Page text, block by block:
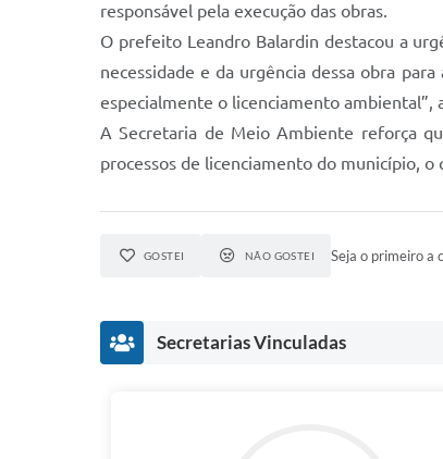
responsável pela execução das obras.
O prefeito Leandro Balardin destacou a
necessidade e da urgência dessa obra
especialmente o licenciamento ambiental”,
A Secretaria de Meio Ambiente reforça
processos de licenciamento do município,
GOSTEI NÃO GOSTEI Seja o primeiro a
Secretarias Vinculadas